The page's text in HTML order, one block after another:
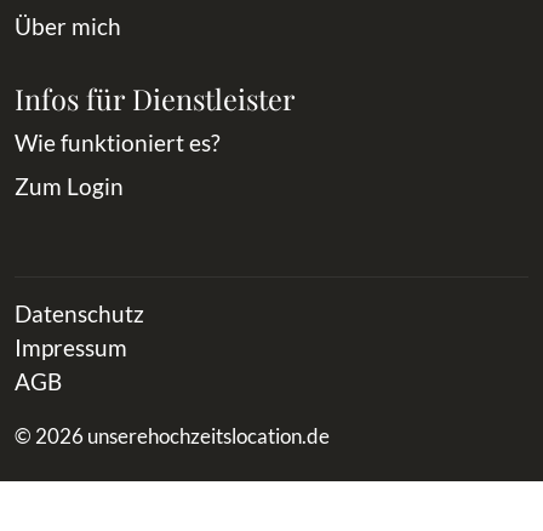
Über mich
Infos für Dienstleister
Wie funktioniert es?
Zum Login
Datenschutz
Impressum
AGB
© 2026 unserehochzeitslocation.de